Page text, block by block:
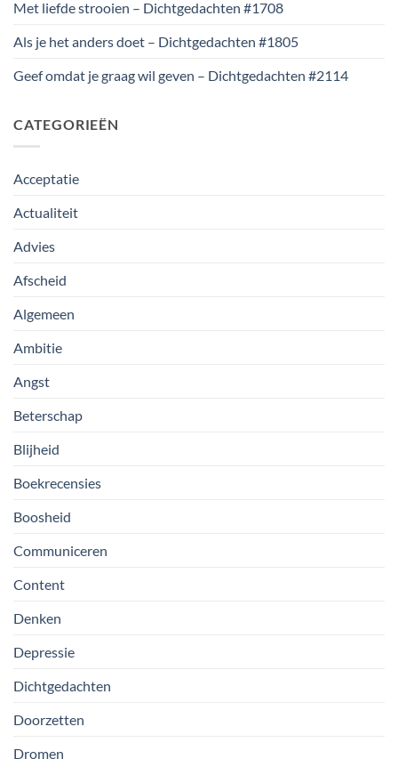
Met liefde strooien – Dichtgedachten #1708
Als je het anders doet – Dichtgedachten #1805
Geef omdat je graag wil geven – Dichtgedachten #2114
CATEGORIEËN
Acceptatie
Actualiteit
Advies
Afscheid
Algemeen
Ambitie
Angst
Beterschap
Blijheid
Boekrecensies
Boosheid
Communiceren
Content
Denken
Depressie
Dichtgedachten
Doorzetten
Dromen